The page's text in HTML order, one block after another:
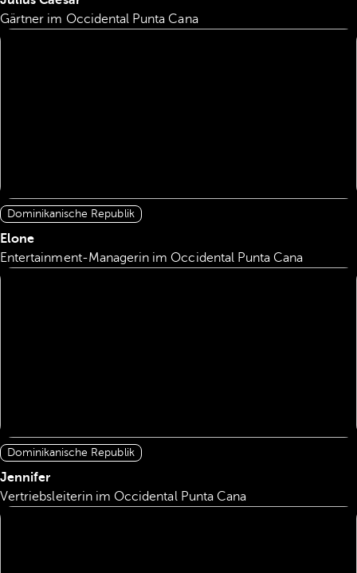
Gärtner im Occidental Punta Cana
Dominikanische Republik
Elone
Entertainment-Managerin im Occidental Punta Cana
Dominikanische Republik
Jennifer
Vertriebsleiterin im Occidental Punta Cana